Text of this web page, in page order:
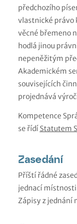
předchozího
vlastnické právo
věcné břemeno
hodlá jinou
nepeněžitým
Akademickém
souvisejících
projednává
Kompetence
se řídí Statutem
Zasedání
Příští řádné
jednací místnosti
Zápisy z jednání